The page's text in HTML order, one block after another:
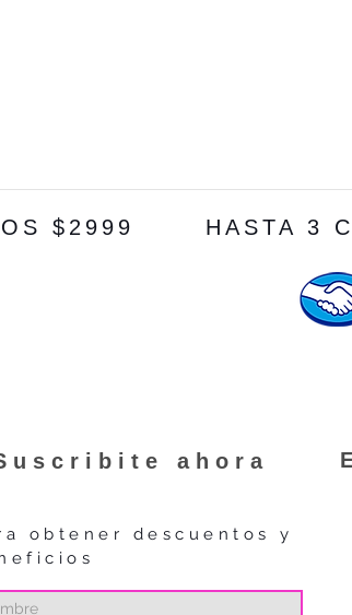
$2999 HASTA 3
ahora
obtener descuentos y